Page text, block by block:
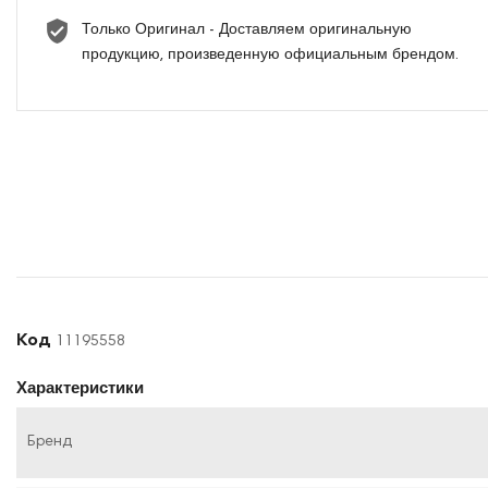
Только Оригинал - Доставляем оригинальную
продукцию, произведенную официальным брендом.
Код 11195558
Характеристики
Бренд